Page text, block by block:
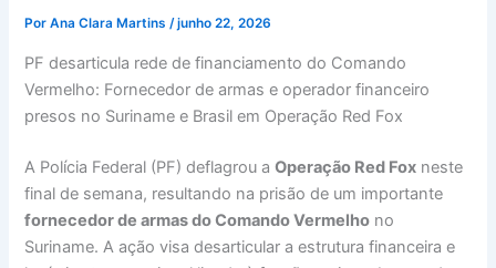
PorAna Clara Martins/junho 22, 2026
PF desarticula rede de financiamento do Comando
Vermelho: Fornecedor de armas e operador financeiro
presos no Suriname e Brasil em Operação Red Fox
A Polícia Federal (PF) deflagrou aOperação Red Fox neste
final de semana, resultando na prisão de um importante
fornecedor de armas do Comando Vermelho no
Suriname. A ação visa desarticular a estrutura financeira e